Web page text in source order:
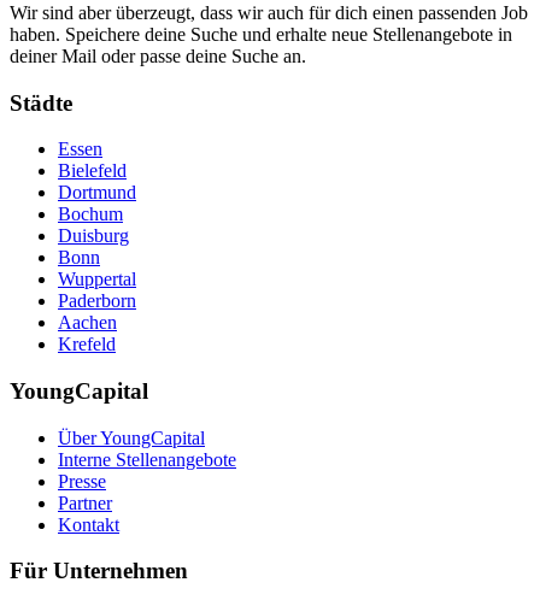
Wir sind aber überzeugt, dass wir auch für dich einen passenden Job
haben. Speichere deine Suche und erhalte neue Stellenangebote in
deiner Mail oder passe deine Suche an.
Städte
Essen
Bielefeld
Dortmund
Bochum
Duisburg
Bonn
Wuppertal
Paderborn
Aachen
Krefeld
YoungCapital
Über YoungCapital
Interne Stellenangebote
Presse
Partner
Kontakt
Für Unternehmen